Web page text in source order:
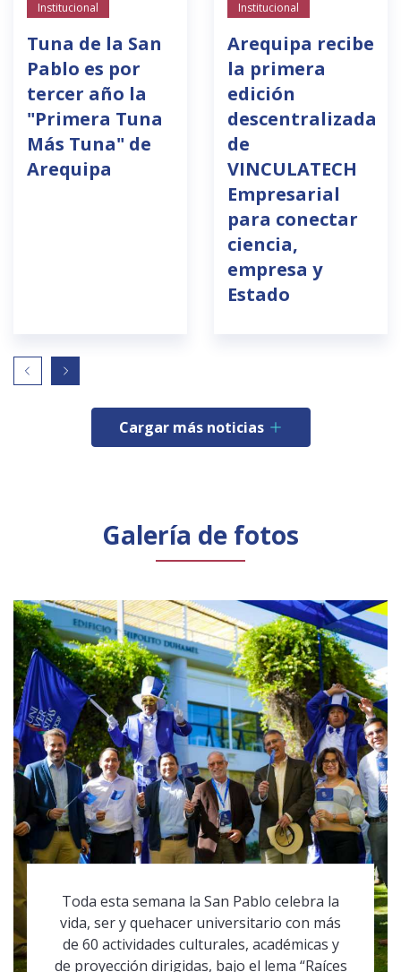
Institucional
Tuna de la San
Pablo es por
tercer año la
"Primera Tuna
Más Tuna" de
Arequipa
Institucional
Arequipa recibe
la primera
edición
descentralizada
de
VINCULATECH
Empresarial
para conectar
ciencia,
empresa y
Estado
Cargar más noticias
Galería de fotos
Toda esta semana la San Pablo celebra la
vida, ser y quehacer universitario con más
de 60 actividades culturales, académicas y
de proyección dirigidas, bajo el lema “Raíces